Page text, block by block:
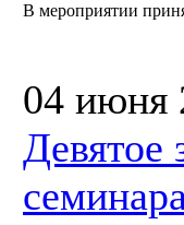
В мероприятии
04 июня
Девятое